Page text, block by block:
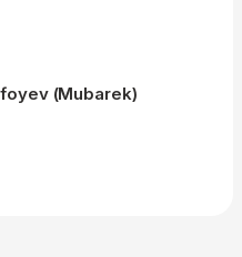
(Mubarek)